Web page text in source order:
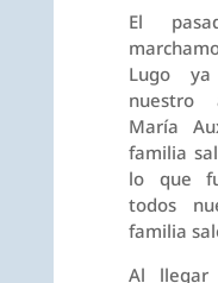
El
Lugo
nuestro
María
familia
lo que
todos
familia
Al llegar